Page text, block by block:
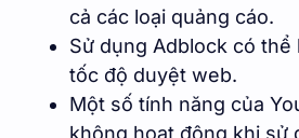
cả các loại quảng cáo.
Sử dụng Adblock có thể
tốc độ duyệt web.
Một số tính năng của
không hoạt động khi sử